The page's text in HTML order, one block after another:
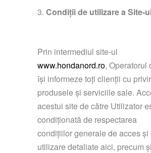
Condiții de utilizare a Site-
Prin intermediul site-ul
www.hondanord.ro, Operatorul
își informeze toți clienții cu
produsele și serviciile sale.
acestui site de către Utilizator
condiționată de respectarea
condițiilor generale de acces și
utilizare detaliate aici, precum